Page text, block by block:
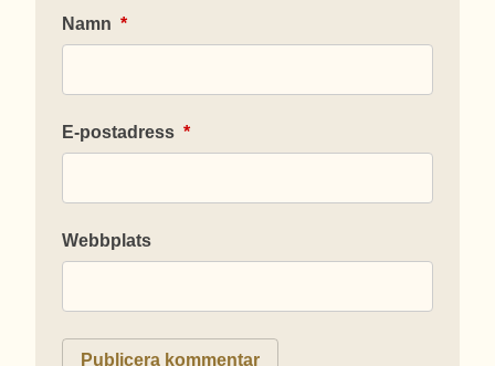
Namn *
E-postadress *
Webbplats